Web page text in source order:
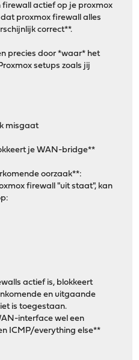
firewall actief op je proxmox
proxmox firewall alles
correct**.
precies door *waar* het
setups zoals jij
misgaat
je WAN-bridge**
oorzaak**:
firewall "uit staat", kan
actief is, blokkeert
en uitgaande
is toegestaan.
interface wel een
ICMP/everything else**